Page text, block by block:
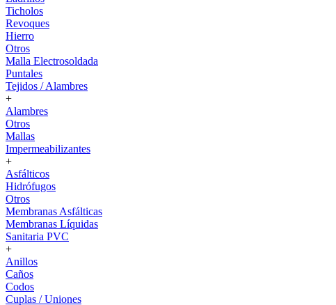
Ticholos
Revoques
Hierro
Otros
Malla Electrosoldada
Puntales
Tejidos / Alambres
+
Alambres
Otros
Mallas
Impermeabilizantes
+
Asfálticos
Hidrófugos
Otros
Membranas Asfálticas
Membranas Líquidas
Sanitaria PVC
+
Anillos
Caños
Codos
Cuplas / Uniones